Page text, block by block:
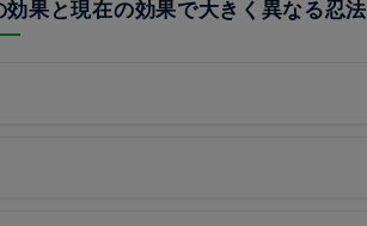
果と現在の効果で大きく異なる忍